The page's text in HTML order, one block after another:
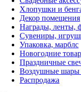
Хлопушки и
Декор помещения
Награды, ленты,
Сувениры,
Упаковка, марблс
Новогодние
Праздничные
Воздушные шары
Распродажа